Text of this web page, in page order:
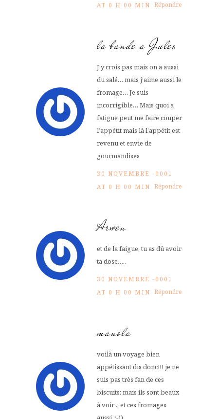
AT 0 H 00 MIN Répondre
la bande a Jules
J’y crois pas mais on a aussi
du salé… mais j’aime aussi le
fromage… Je suis
incorrigible… Mais quoi a
fatigue peut me faire couper
l’appétit mais là l’appétit est
revenu et envie de
gourmandises
30 NOVEMBRE -0001
AT 0 H 00 MIN Répondre
Arwen
et de la faigue, tu as dû avoir
ta dose…..
30 NOVEMBRE -0001
AT 0 H 00 MIN Répondre
manola
voilà un voyage bien
appétissant dis donc!!! je ne
suis pas très fan de ces
biscuits: mais ils sont beaux
à voir .; et ces fromages